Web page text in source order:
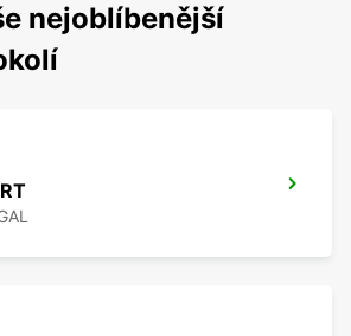
nejoblíbenější